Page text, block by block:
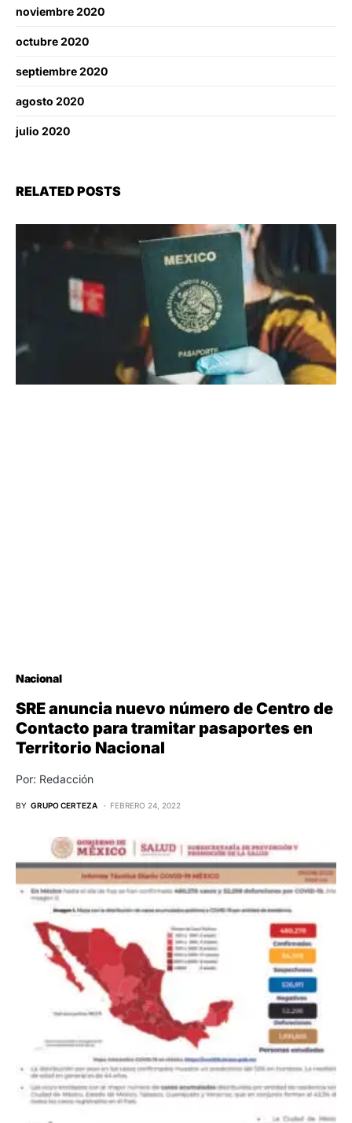
noviembre 2020
octubre 2020
septiembre 2020
agosto 2020
julio 2020
RELATED POSTS
Nacional
SRE anuncia nuevo número de Centro de
Contacto para tramitar pasaportes en
Territorio Nacional
Por: Redacción
BY GRUPO CERTEZA FEBRERO 24, 2022